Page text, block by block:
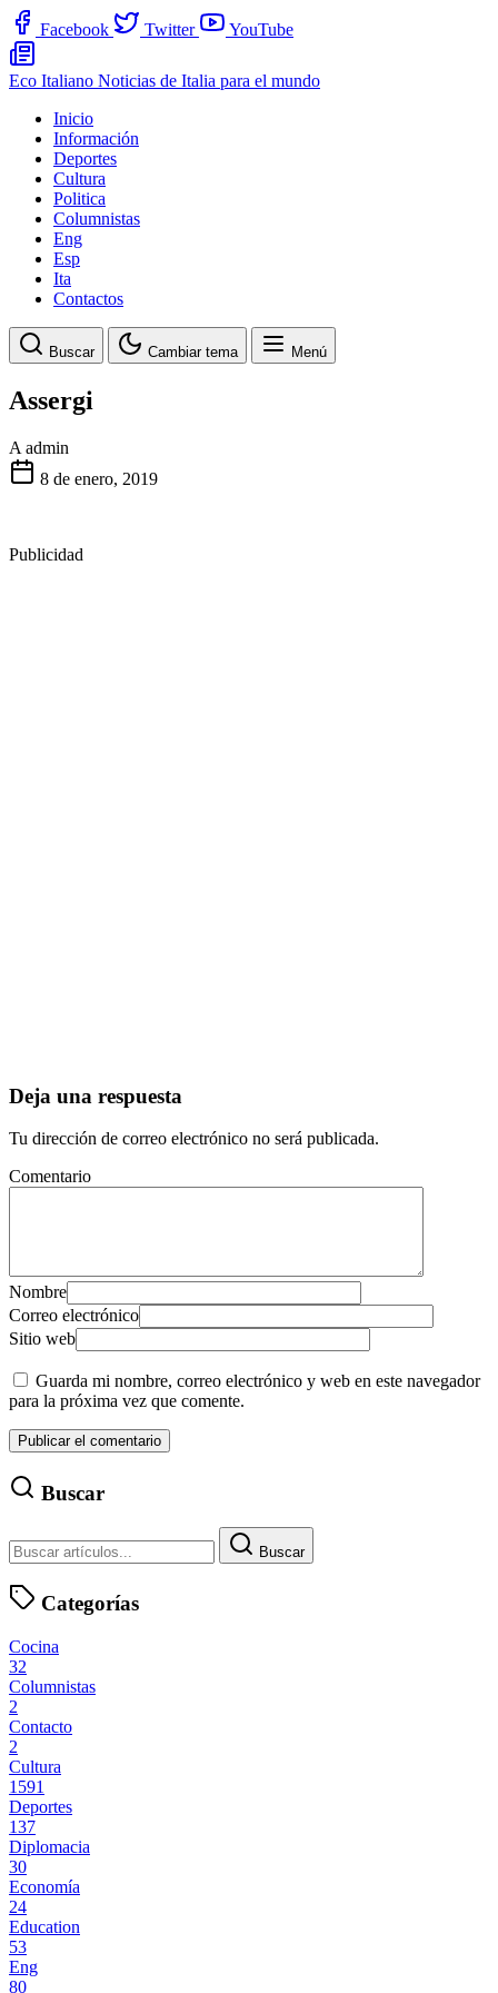
Facebook Twitter YouTube
Eco Italiano Noticias de Italia para el mundo
Inicio
Información
Deportes
Cultura
Politica
Columnistas
Eng
Esp
Ita
Contactos
Buscar Cambiar tema Menú
Assergi
A admin
8 de enero, 2019
Publicidad
Deja una respuesta
Tu dirección de correo electrónico no será publicada.
Comentario
Nombre
Correo electrónico
Sitio web
Guarda mi nombre, correo electrónico y web en este navegador
para la próxima vez que comente.
Buscar
Buscar
Categorías
Cocina
32
Columnistas
2
Contacto
2
Cultura
1591
Deportes
137
Diplomacia
30
Economía
24
Education
53
Eng
80